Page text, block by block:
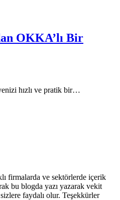
OKKA’lı Bir
hızlı ve pratik bir…
firmalarda ve sektörlerde içerik
bu blogda yazı yazarak vekit
faydalı olur. Teşekkürler